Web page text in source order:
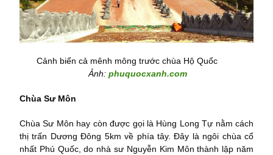
Cảnh biển cả mênh mông trước chùa Hộ Quốc
Ảnh: phuquocxanh.com
Chùa Sư Môn
Chùa Sư Môn hay còn được gọi là Hùng Long Tự nằm cách
thị trấn Dương Đông 5km về phía tây. Đây là ngôi chùa cổ
nhất Phú Quốc, do nhà sư Nguyễn Kim Môn thành lập năm